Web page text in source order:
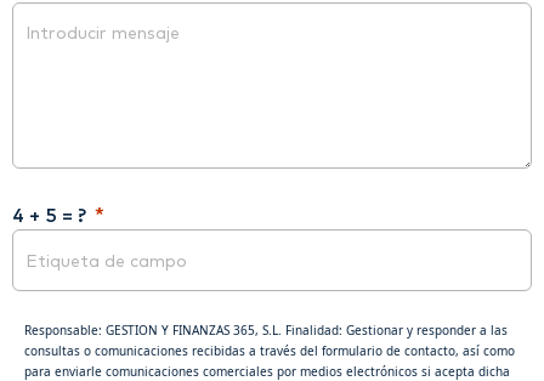
4 + 5 = ?
Responsable: GESTION Y FINANZAS 365, S.L. Finalidad: Gestionar y responder a las
consultas o comunicaciones recibidas a través del formulario de contacto, así como
para enviarle comunicaciones comerciales por medios electrónicos si acepta dicha